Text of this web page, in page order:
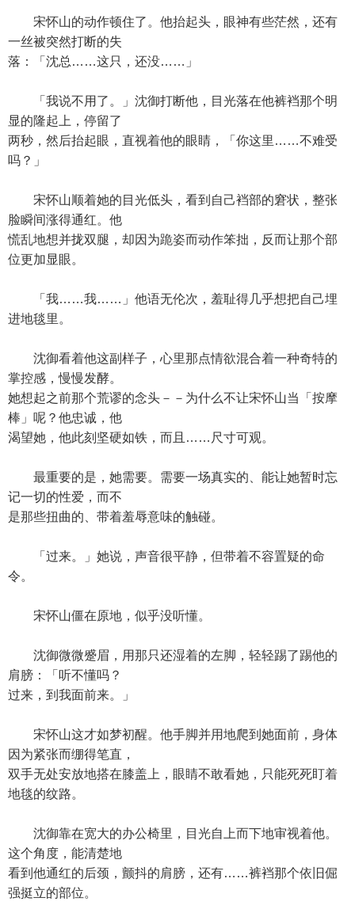
宋怀山的动作顿住了。他抬起头，眼神有些茫然，还有
一丝被突然打断的失
落：「沈总……这只，还没……」
「我说不用了。」沈御打断他，目光落在他裤裆那个明
显的隆起上，停留了
两秒，然后抬起眼，直视着他的眼睛，「你这里……不难受
吗？」
宋怀山顺着她的目光低头，看到自己裆部的窘状，整张
脸瞬间涨得通红。他
慌乱地想并拢双腿，却因为跪姿而动作笨拙，反而让那个部
位更加显眼。
「我……我……」他语无伦次，羞耻得几乎想把自己埋
进地毯里。
沈御看着他这副样子，心里那点情欲混合着一种奇特的
掌控感，慢慢发酵。
她想起之前那个荒谬的念头－－为什么不让宋怀山当「按摩
棒」呢？他忠诚，他
渴望她，他此刻坚硬如铁，而且……尺寸可观。
最重要的是，她需要。需要一场真实的、能让她暂时忘
记一切的性爱，而不
是那些扭曲的、带着羞辱意味的触碰。
「过来。」她说，声音很平静，但带着不容置疑的命
令。
宋怀山僵在原地，似乎没听懂。
沈御微微蹙眉，用那只还湿着的左脚，轻轻踢了踢他的
肩膀：「听不懂吗？
过来，到我面前来。」
宋怀山这才如梦初醒。他手脚并用地爬到她面前，身体
因为紧张而绷得笔直，
双手无处安放地搭在膝盖上，眼睛不敢看她，只能死死盯着
地毯的纹路。
沈御靠在宽大的办公椅里，目光自上而下地审视着他。
这个角度，能清楚地
看到他通红的后颈，颤抖的肩膀，还有……裤裆那个依旧倔
强挺立的部位。